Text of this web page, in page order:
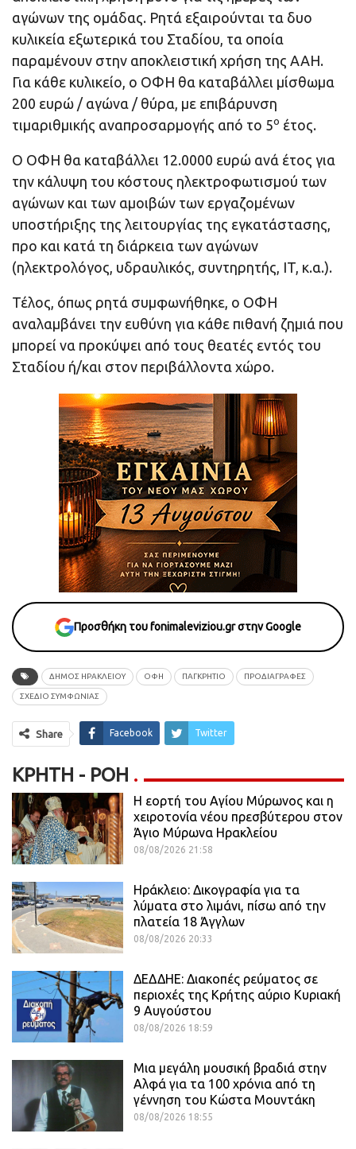
αγώνων της ομάδας. Ρητά εξαιρούνται τα δυο
κυλικεία εξωτερικά του Σταδίου, τα οποία
παραμένουν στην αποκλειστική χρήση της ΑΑΗ.
Για κάθε κυλικείο, ο ΟΦΗ θα καταβάλλει μίσθωμα
200 ευρώ / αγώνα / θύρα, με επιβάρυνση
τιμαριθμικής αναπροσαρμογής από το 5ο έτος.
Ο ΟΦΗ θα καταβάλλει 12.0000 ευρώ ανά έτος για
την κάλυψη του κόστους ηλεκτροφωτισμού των
αγώνων και των αμοιβών των εργαζομένων
υποστήριξης της λειτουργίας της εγκατάστασης,
προ και κατά τη διάρκεια των αγώνων
(ηλεκτρολόγος, υδραυλικός, συντηρητής, IT, κ.α.).
Τέλος, όπως ρητά συμφωνήθηκε, ο ΟΦΗ
αναλαμβάνει την ευθύνη για κάθε πιθανή ζημιά που
μπορεί να προκύψει από τους θεατές εντός του
Σταδίου ή/και στον περιβάλλοντα χώρο.
Προσθήκη του fonimaleviziou.gr στην Google
ΔΗΜΟΣ ΗΡΑΚΛΕΙΟΥ ΟΦΗ ΠΑΓΚΡΉΤΙΟ ΠΡΟΔΙΑΓΡΑΦΕΣ
ΣΧΕΔΙΟ ΣΥΜΦΩΝΙΑΣ
Share Facebook Twitter
ΚΡΉΤΗ - ΡΟΗ
Η εορτή του Αγίου Μύρωνος και η
χειροτονία νέου πρεσβύτερου στον
Άγιο Μύρωνα Ηρακλείου
08/08/2026 21:58
Ηράκλειο: Δικογραφία για τα
λύματα στο λιμάνι, πίσω από την
πλατεία 18 Άγγλων
08/08/2026 20:33
ΔΕΔΔΗΕ: Διακοπές ρεύματος σε
περιοχές της Κρήτης αύριο Κυριακή
9 Αυγούστου
08/08/2026 18:59
Μια μεγάλη μουσική βραδιά στην
Αλφά για τα 100 χρόνια από τη
γέννηση του Κώστα Μουντάκη
08/08/2026 18:55